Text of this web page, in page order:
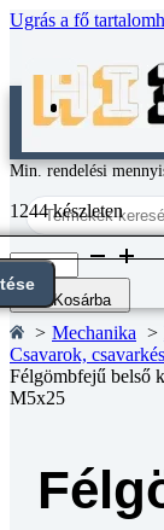
Ugrás a fő
Search
...
Min. rendelési
1244 készleten
Félgömbfejű
belső
kulcsnyílású
csavar
DIN
7380
10.9
horganyzott
Kosárba
Mechanika
Csavarok,
Félgömbfejű belső
M5x25